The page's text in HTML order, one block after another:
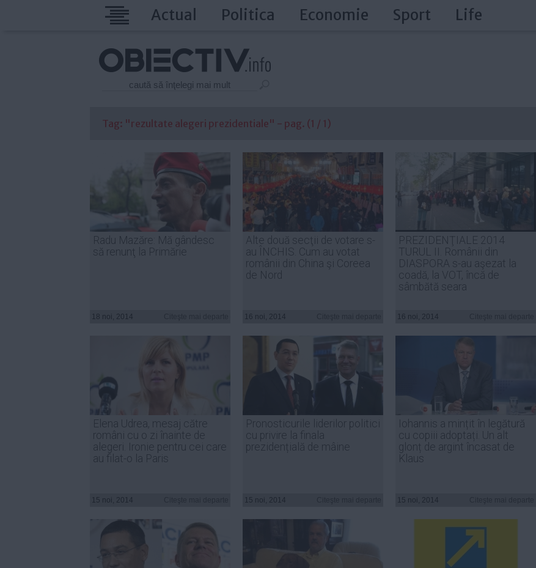
Actual Politica Economie Sport Life
Tag: "rezultate alegeri prezidentiale" - pag. (1 / 1)
Radu Mazăre: Mă gândesc
să renunţ la Primărie
18 noi, 2014
Alte două secţii de votare s-
au ÎNCHIS. Cum au votat
românii din China şi Coreea
de Nord
16 noi, 2014
PREZIDENŢIALE 2014
TURUL II. Românii din
DIASPORA s-au aşezat la
coadă, la VOT, încă de
sâmbătă seara
16 noi, 2014
Elena Udrea, mesaj către
români cu o zi înainte de
alegeri. Ironie pentru cei care
au filat-o la Paris
15 noi, 2014
Pronosticurile liderilor politici
cu privire la finala
prezidențială de mâine
15 noi, 2014
Iohannis a mințit în legătură
cu copiii adoptați. Un alt
glonț de argint încasat de
Klaus
15 noi, 2014